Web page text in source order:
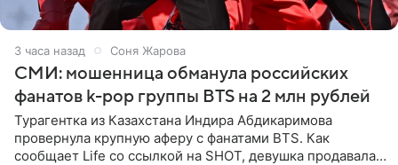
3 часа назад Соня Жарова
СМИ: мошенница обманула российских
фанатов k-pop группы BTS на 2 млн рублей
Турагентка из Казахстана Индира Абдикаримова
провернула крупную аферу с фанатами BTS. Как
сообщает Life со ссылкой на SHOT, девушка продавала